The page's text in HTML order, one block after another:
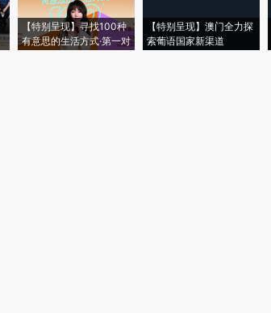
【特别呈现】寻找100种
有意思的生活方式·第一对
【特别呈现】澳门全力探
索葡语国家新渠道